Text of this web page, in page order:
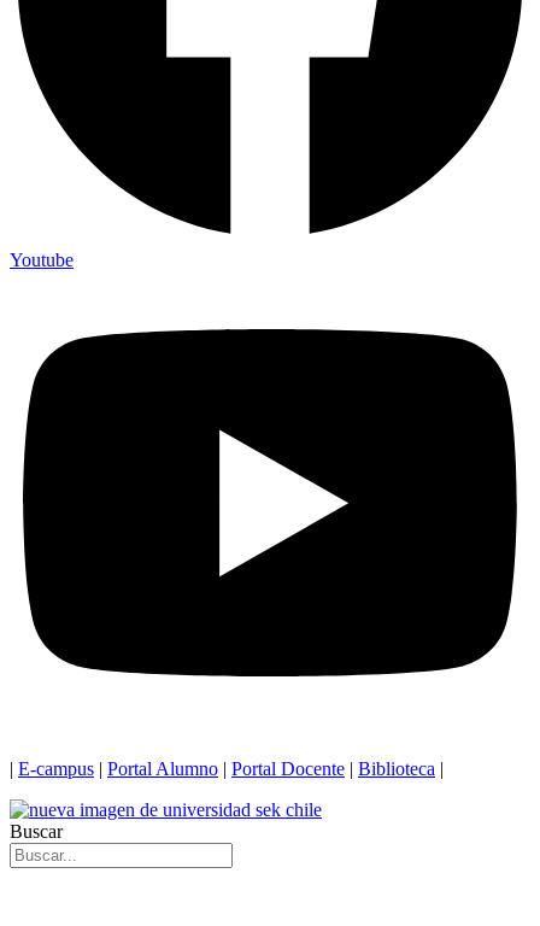
Youtube
| E-campus | Portal Alumno | Portal Docente | Biblioteca |
Buscar